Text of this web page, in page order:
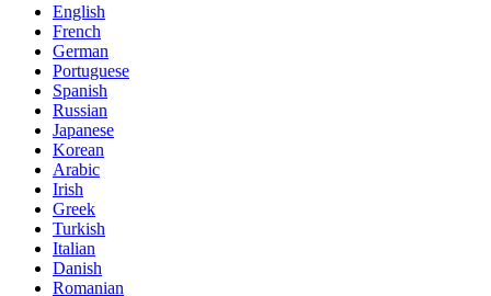
English
French
German
Portuguese
Spanish
Russian
Japanese
Korean
Arabic
Irish
Greek
Turkish
Italian
Danish
Romanian